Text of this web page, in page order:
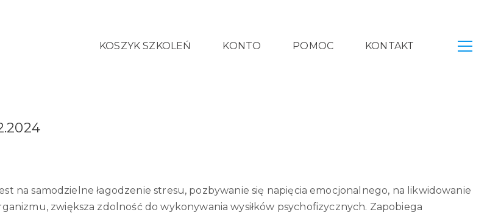
KOSZYK SZKOLEŃ KONTO POMOC KONTAKT
na samodzielne łagodzenie stresu, pozbywanie się napięcia emocjonalnego, na likwidowanie
zwiększa zdolność do wykonywania wysiłków psychofizycznych. Zapobiega